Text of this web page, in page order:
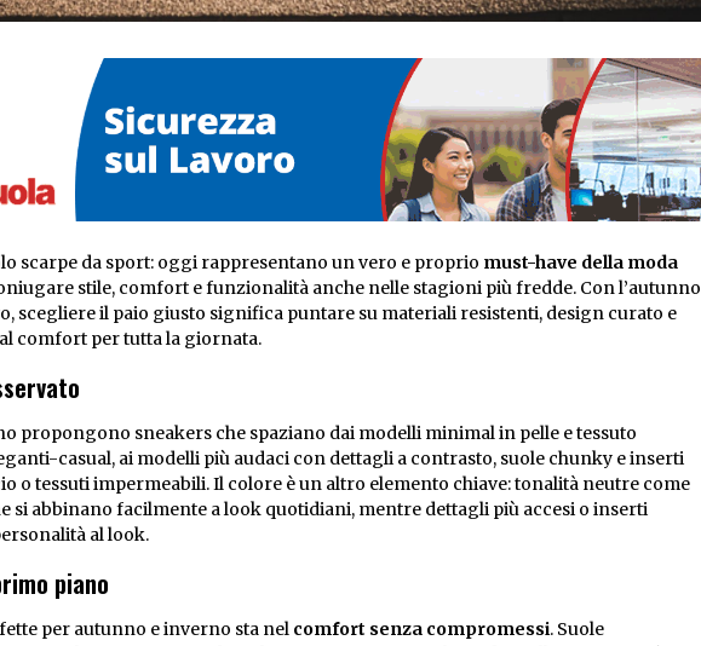
scarpe da sport: oggi rappresentano un vero e proprio must-have della moda
stile, comfort e funzionalità anche nelle stagioni più fredde. Con l’autunno
scegliere il paio giusto significa puntare su materiali resistenti, design curato e
comfort per tutta la giornata.
propongono sneakers che spaziano dai modelli minimal in pelle e tessuto
casual, ai modelli più audaci con dettagli a contrasto, suole chunky e inserti
o tessuti impermeabili. Il colore è un altro elemento chiave: tonalità neutre come
si abbinano facilmente a look quotidiani, mentre dettagli più accesi o inserti
al look.
piano
per autunno e inverno sta nel comfort senza compromessi. Suole